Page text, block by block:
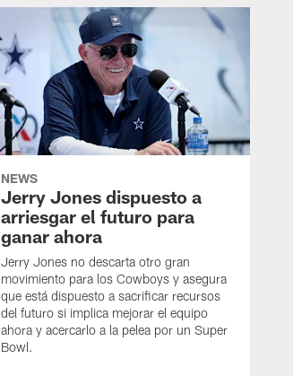
NEWS
Jerry Jones dispuesto a
arriesgar el futuro para
ganar ahora
Jerry Jones no descarta otro gran
movimiento para los Cowboys y asegura
que está dispuesto a sacrificar recursos
del futuro si implica mejorar el equipo
ahora y acercarlo a la pelea por un Super
Bowl.